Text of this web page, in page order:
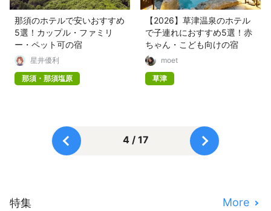
那須のホテルで安いおすすめ
5選！カップル・ファミリ
ー・ペット可の宿
星井優利
那須・那須塩原
【2026】草津温泉のホテル
で子連れにおすすめ5選！赤
ちゃん・こども向けの宿
moet
草津
4 / 17
特集 More